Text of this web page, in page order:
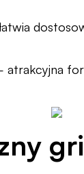
atrakcyjna